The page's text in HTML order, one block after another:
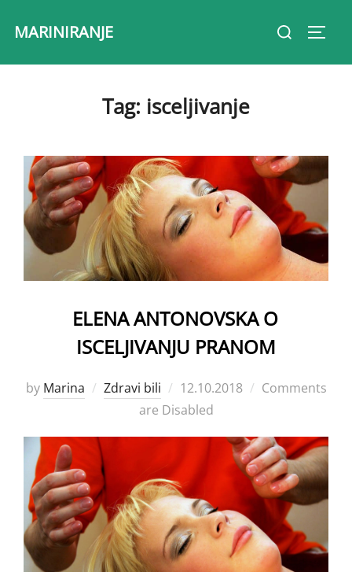
MARINIRANJE
Search
Tag: isceljivanje
ELENA ANTONOVSKA O
ISCELJIVANJU PRANOM
by Marina Zdravi bili
Posted
on
12.10.2018
Comments
are Disabled